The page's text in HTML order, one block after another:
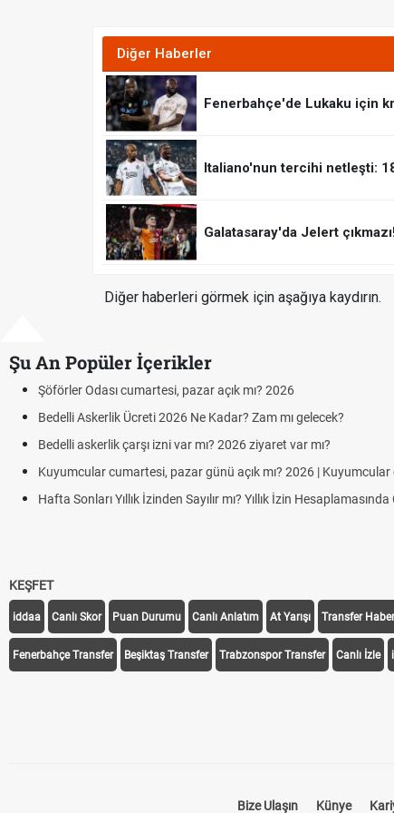
Diğer Haberler
Fenerbahçe'de Lukaku için
Italiano'nun tercihi netleşti:
Galatasaray'da Jelert
Diğer haberleri görmek için aşağıya kaydırın.
Şu An Popüler İçerikler
Odası cumartesi, pazar açık mı? 2026
Askerlik Ücreti 2026 Ne Kadar? Zam mı gelecek?
askerlik çarşı izni var mı? 2026 ziyaret var mı?
cumartesi, pazar günü açık mı? 2026 | Kuyumcular
Sonları Yıllık İzinden Sayılır mı? Yıllık İzin Hesaplamasında
KEŞFET
iddaa Canlı Skor Puan Durumu Canlı Anlatım At Yarışı Transfer
Fenerbahçe Transfer Beşiktaş Transfer Trabzonspor Transfer Canlı İzle
Bize Ulaşın Künye